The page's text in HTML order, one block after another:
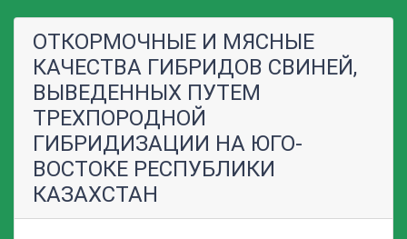
ОТКОРМОЧНЫЕ И МЯСНЫЕ
КАЧЕСТВА ГИБРИДОВ СВИНЕЙ,
ВЫВЕДЕННЫХ ПУТЕМ
ТРЕХПОРОДНОЙ
ГИБРИДИЗАЦИИ НА ЮГО-
ВОСТОКЕ РЕСПУБЛИКИ
КАЗАХСТАН